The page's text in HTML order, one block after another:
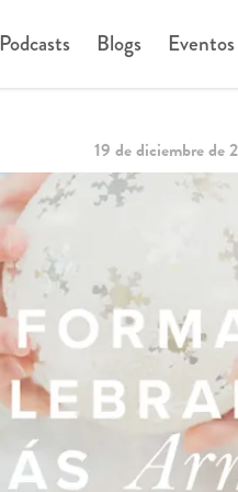
Podcasts Blogs Eventos
19 de diciembre de